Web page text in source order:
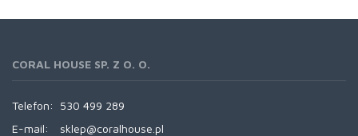
CORAL HOUSE SP. Z O. O.
Telefon:
530 499 289
E-mail:
sklep@coralhouse.pl